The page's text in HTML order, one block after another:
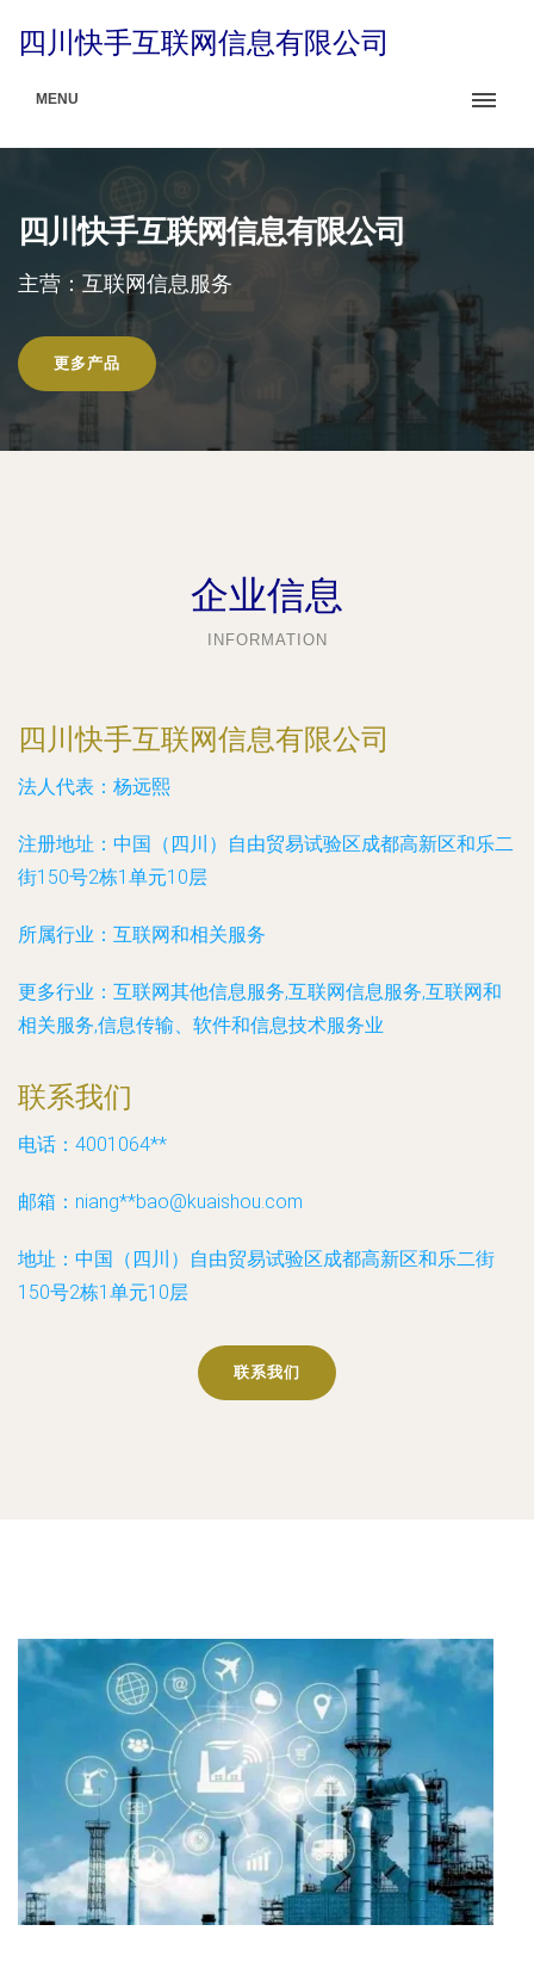
四川快手互联网信息有限公司
MENU
四川快手互联网信息有限公司
主营：互联网信息服务
更多产品
企业信息
INFORMATION
四川快手互联网信息有限公司
法人代表： 杨远熙
注册地址： 中国（四川）自由贸易试验区成都高新区和乐二
街150号2栋1单元10层
所属行业： 互联网和相关服务
更多行业： 互联网其他信息服务,互联网信息服务,互联网和
相关服务,信息传输、软件和信息技术服务业
联系我们
电话：4001064**
邮箱：niang**bao@kuaishou.com
地址：中国（四川）自由贸易试验区成都高新区和乐二街
150号2栋1单元10层
联系我们